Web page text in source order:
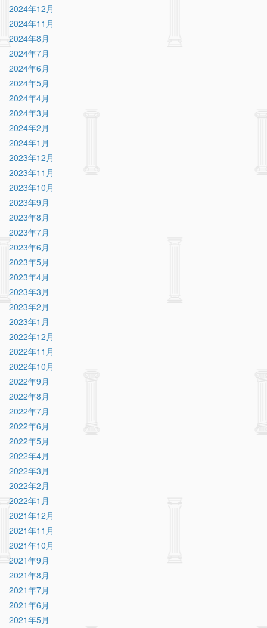
2024年12月
2024年11月
2024年8月
2024年7月
2024年6月
2024年5月
2024年4月
2024年3月
2024年2月
2024年1月
2023年12月
2023年11月
2023年10月
2023年9月
2023年8月
2023年7月
2023年6月
2023年5月
2023年4月
2023年3月
2023年2月
2023年1月
2022年12月
2022年11月
2022年10月
2022年9月
2022年8月
2022年7月
2022年6月
2022年5月
2022年4月
2022年3月
2022年2月
2022年1月
2021年12月
2021年11月
2021年10月
2021年9月
2021年8月
2021年7月
2021年6月
2021年5月